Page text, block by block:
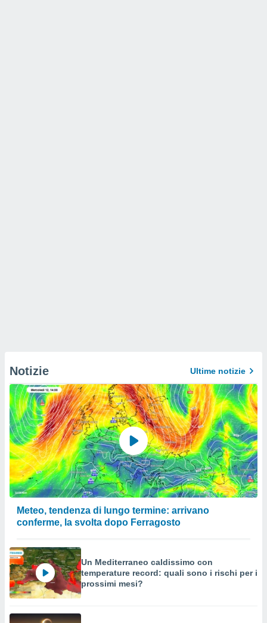
Notizie Ultime notizie
Meteo, tendenza di lungo termine: arrivano
conferme, la svolta dopo Ferragosto
Un Mediterraneo caldissimo con
temperature record: quali sono i rischi per i
prossimi mesi?